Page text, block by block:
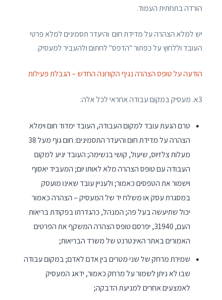
הורדה בתחתית העמוד.
יש למלא הצהרה על מדידת חום והיעדר תסמינים למלא פרטי
העובד וללחוץ על כפתור "הדפס" לחתום ולהעביר למעסיק.
הודעה על טופס הצהרה נגיף הקורונה החדש – הגבלת פעילות
3א. מעסיק במקום עבודה אחראי לכל אלה:
טרם הגעת עובד למקום העבודה, העובד ימדוד חום וימלא
הצהרה על מדידת חום והיעדר התסמינים: חום גוף מעל 38
מעלות צלזיוס, שיעול, קושי בנשימה; העובד יגיע למקום
העבודה עם טופס הצהרה מלא לאותו יום; המעביד יאסוף
וישמור את הטפסים כאמור; ולעניין עובד שאינו מועסק
במסגרת עסק או משלח יד של המעסיק – הצהרה כאמור
יכול שתיעשה בעל פה; המנהל, כהגדרתו בפקודת בריאות
העם, 31940, יפרסם טופס הצהרה המשקף את הפרטים
האמורים באתר האינטרנט של משרד הבריאות;
שמירת מרחק של שני מטרים בין אדם לאדם; במקום עבודה
שבו לא ניתן לשמור על מרחק כאמור, ידאג המעסיק
לאמצעים אחרים למניעת הדבקה;